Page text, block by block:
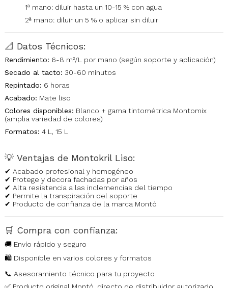
1ª mano: diluir hasta un 10-15 % con agua
2ª mano: diluir un 5 % o aplicar sin diluir
📐 Datos Técnicos:
Rendimiento: 6-8 m²/L por mano (según soporte y aplicación)
Secado al tacto: 30-60 minutos
Repintado: 6 horas
Acabado: Mate liso
Colores disponibles: Blanco + gama tintométrica Montomix
(amplia variedad de colores)
Formatos: 4 L, 15 L
💡 Ventajas de Montokril Liso:
✔ Acabado profesional y homogéneo
✔ Protege y decora fachadas por años
✔ Alta resistencia a las inclemencias del tiempo
✔ Permite la transpiración del soporte
✔ Producto de confianza de la marca Montó
🛒 Compra con confianza:
🚚 Envío rápido y seguro
🛍️ Disponible en varios colores y formatos
📞 Asesoramiento técnico para tu proyecto